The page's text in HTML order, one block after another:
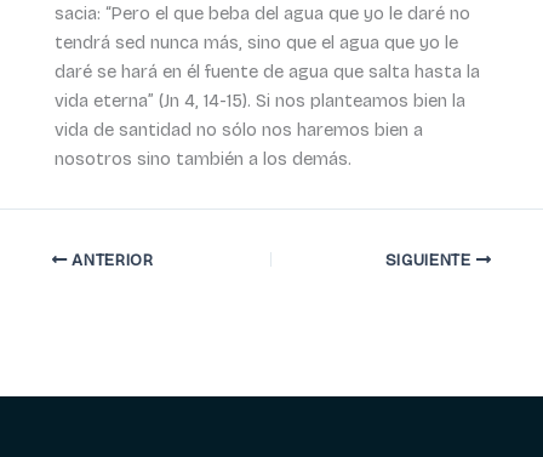
sacia: “Pero el que beba del agua que yo le daré no
tendrá sed nunca más, sino que el agua que yo le
daré se hará en él fuente de agua que salta hasta la
vida eterna” (Jn 4, 14-15). Si nos planteamos bien la
vida de santidad no sólo nos haremos bien a
nosotros sino también a los demás.
ANTERIOR SIGUIENTE